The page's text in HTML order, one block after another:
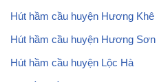
Hút hầm cầu huyện Hương Khê
Hút hầm cầu huyện Hương Sơn
Hút hầm cầu huyện Lộc Hà